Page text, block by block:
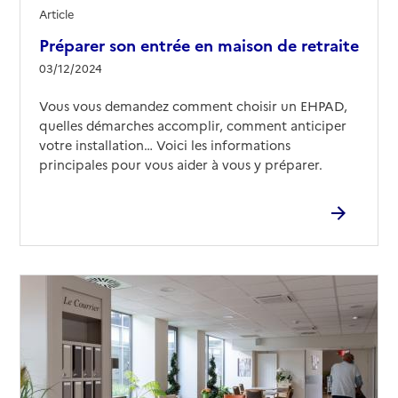
Source des données : Finess n° 210781118
Mis à jour le : 29/05/2026
Adresse
5 rue du Mouton
21000-Dijon
Site internet
Source des données : Finess n° 210781613
Mis à jour le : 26/01/2026
EHPAD L'Espérance
Adresse
24 rue de Gray
Préparer son entrée en maison de retraite
03/12/2024
Article
Vous vous demandez comment choisir un EHPAD,
quelles démarches accomplir, comment anticiper
votre installation… Voici les informations
principales pour vous aider à vous y préparer.